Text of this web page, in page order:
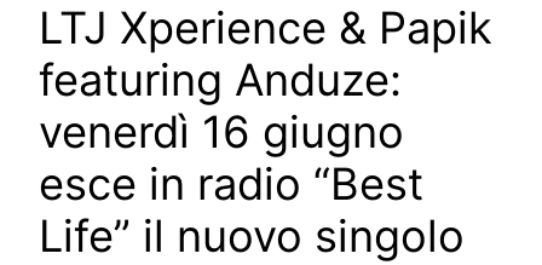
LTJ Xperience & Papik
featuring Anduze:
venerdì 16 giugno
esce in radio “Best
Life” il nuovo singolo